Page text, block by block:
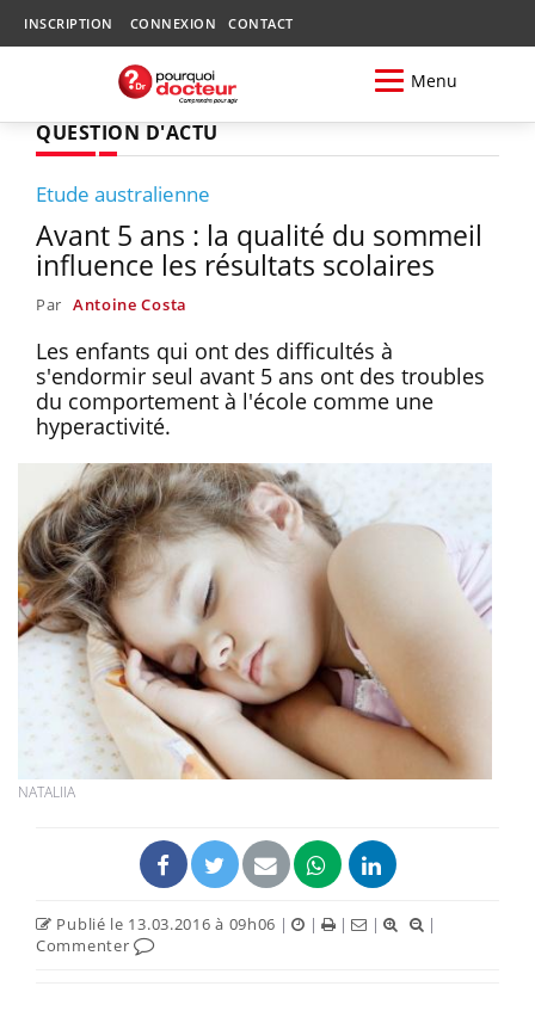
INSCRIPTION CONNEXION CONTACT
Menu
QUESTION D'ACTU
Etude australienne
Avant 5 ans : la qualité du sommeil
influence les résultats scolaires
Par Antoine Costa
Les enfants qui ont des difficultés à
s'endormir seul avant 5 ans ont des troubles
du comportement à l'école comme une
hyperactivité.
NATALIIA
Publié le 13.03.2016 à 09h06 | | | |
|
Commenter